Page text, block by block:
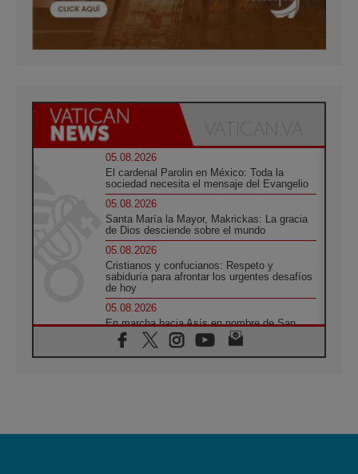
05.08.2026
El cardenal Parolin en México: Toda la
sociedad necesita el mensaje del Evangelio
05.08.2026
Santa María la Mayor, Makrickas: La gracia
de Dios desciende sobre el mundo
05.08.2026
Cristianos y confucianos: Respeto y
sabiduría para afrontar los urgentes desafíos
de hoy
05.08.2026
En marcha hacia Asís en nombre de San
Francisco, a la espera de León
05.08.2026